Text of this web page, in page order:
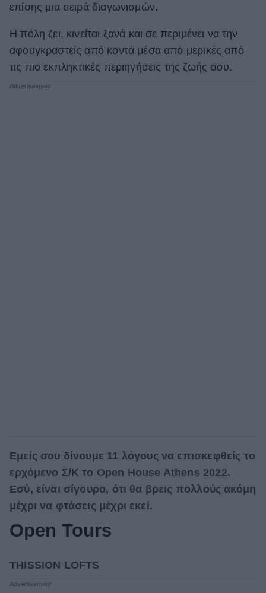
επίσης μια σειρά διαγωνισμών.
Η πόλη ζει, κινείται ξανά και σε περιμένει να την
αφουγκραστείς από κοντά μέσα από μερικές από
τις πιο εκπληκτικές περιηγήσεις της ζωής σου.
Εμείς σου δίνουμε 11 λόγους να επισκεφθείς το
ερχόμενο Σ/Κ το Open House Athens 2022.
Εσύ, είναι σίγουρο, ότι θα βρεις πολλούς ακόμη
μέχρι να φτάσεις μέχρι εκεί.
Open Tours
THISSION LOFTS